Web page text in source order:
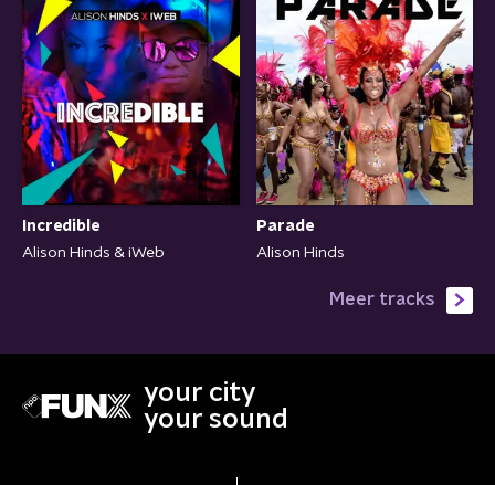
Incredible
Alison Hinds & iWeb
Parade
Alison Hinds
Meer tracks
your city
your sound